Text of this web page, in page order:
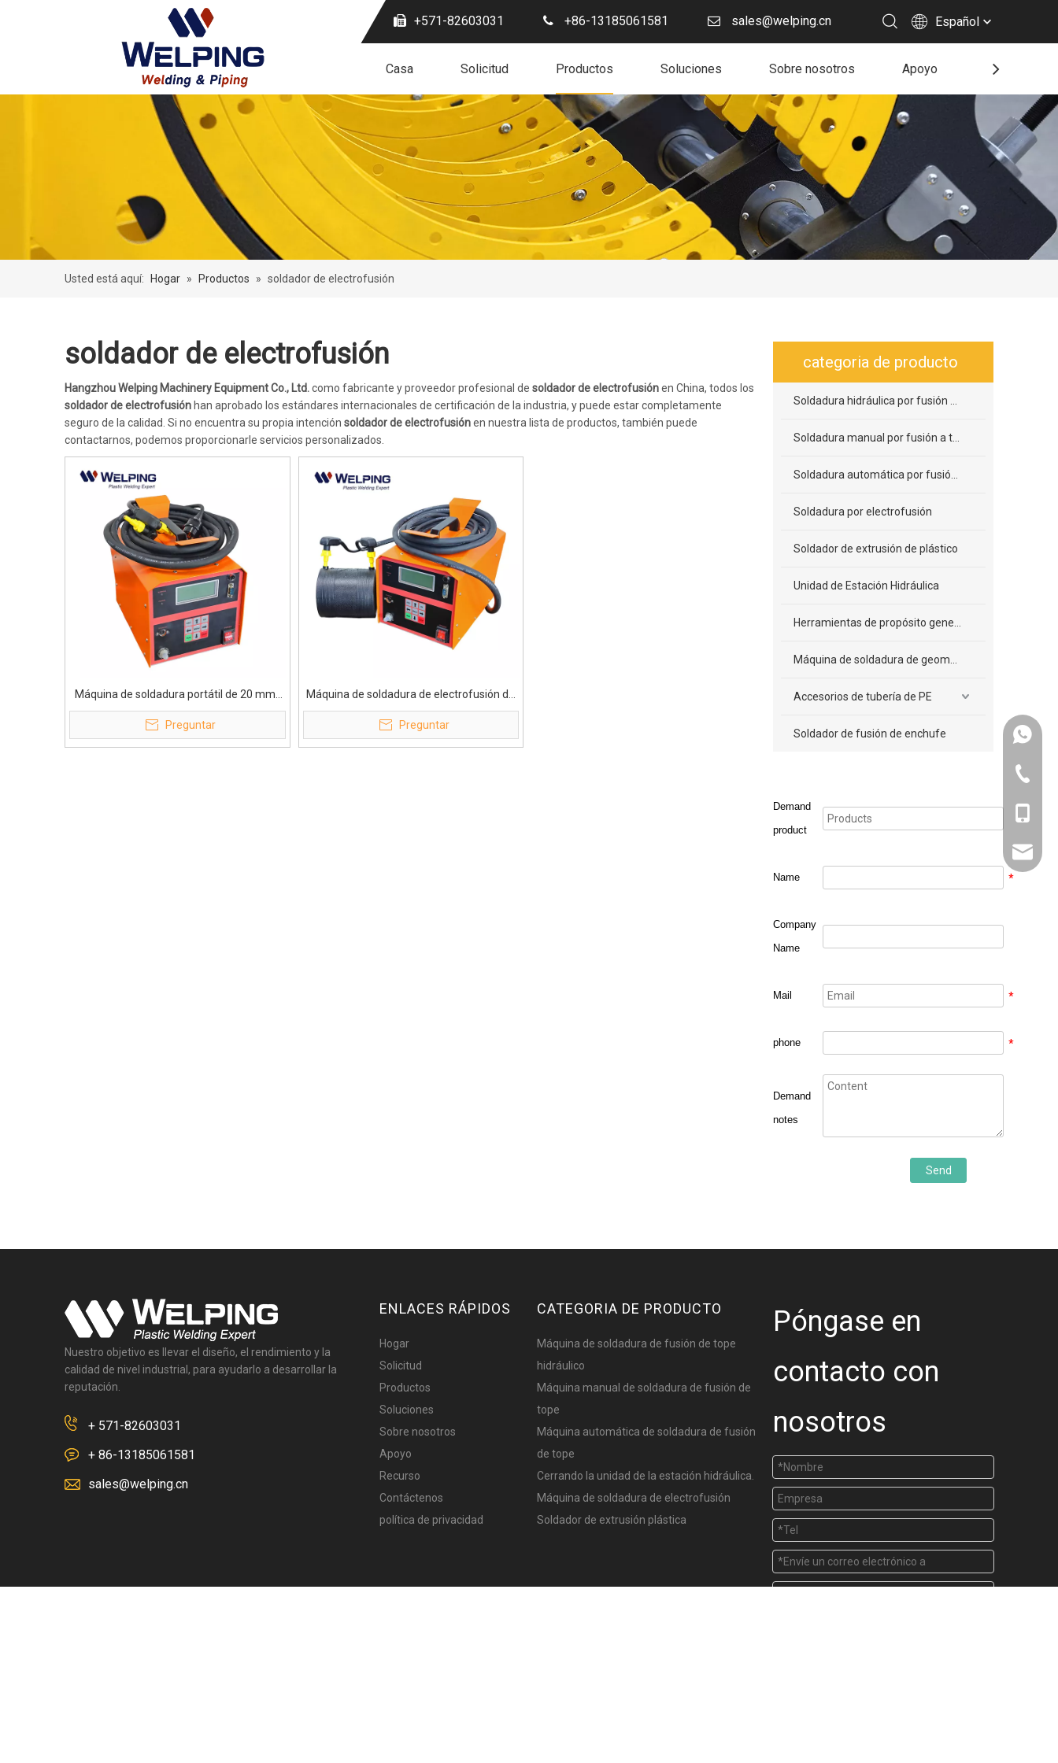
+571-82603031 +86-13185061581 sales@welping.cn Español
Casa Solicitud Productos Soluciones Sobre nosotros Apoyo Recurso
Usted está aquí: Hogar » Productos » soldador de electrofusión
soldador de electrofusión
Hangzhou Welping Machinery Equipment Co., Ltd.como fabricante y proveedor profesional de soldador de electrofusiónen China, todos los
soldador de electrofusión han aprobado los estándares internacionales de certificación de la industria, y puede estar completamente
seguro de la calidad. Si no encuentra su propia intención soldador de electrofusiónen nuestra lista de productos, también puede
contactarnos, podemos proporcionarle servicios personalizados.
Máquina de soldadura portátil de 20 mm-
200 mm.
Preguntar
Máquina de soldadura de electrofusión de
trabajo pesado de 20mm-315mm
Preguntar
categoria de producto
Soldadura por electrofusión
Soldador de extrusión de plástico
Unidad de Estación Hidráulica
Accesorios de tubería de PE
Soldador de fusión de enchufe
Demand
product
Name *
Company
Name
Mail *
phone *
Demand
notes
Send
Nuestro objetivo es llevar el diseño, el rendimiento y la
calidad de nivel industrial, para ayudarlo a desarrollar la
reputación.
+ 571-82603031
+ 86-13185061581
sales@welping.cn
ENLACES RÁPIDOS
Hogar
Solicitud
Productos
Soluciones
Sobre nosotros
Apoyo
Recurso
Contáctenos
política de privacidad
CATEGORIA DE PRODUCTO
Máquina de soldadura de fusión de tope
hidráulico
Máquina manual de soldadura de fusión de
tope
Máquina automática de soldadura de fusión
de tope
Cerrando la unidad de la estación hidráulica.
Máquina de soldadura de electrofusión
Soldador de extrusión plástica
571-
Póngase en
contacto con
nosotros